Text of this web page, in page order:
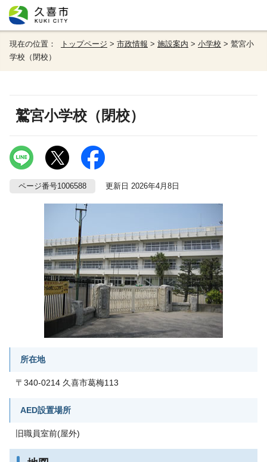
現在の位置： トップページ > 市政情報 > 施設案内 > 小学校 > 鷲宮小
学校（閉校）
鷲宮小学校（閉校）
ページ番号1006588 更新日 2026年4月8日
所在地
〒340-0214 久喜市葛梅113
AED設置場所
旧職員室前(屋外)